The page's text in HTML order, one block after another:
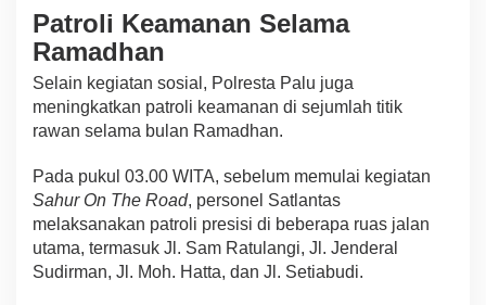
Patroli Keamanan Selama
Ramadhan
Selain kegiatan sosial, Polresta Palu juga
meningkatkan patroli keamanan di sejumlah titik
rawan selama bulan Ramadhan.
Pada pukul 03.00 WITA, sebelum memulai kegiatan
Sahur On The Road, personel Satlantas
melaksanakan patroli presisi di beberapa ruas jalan
utama, termasuk Jl. Sam Ratulangi, Jl. Jenderal
Sudirman, Jl. Moh. Hatta, dan Jl. Setiabudi.